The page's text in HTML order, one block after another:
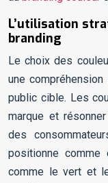
L’utilisation
branding
Le choix des
une
public cible. Les
marque et
des
positionne
comme le vert et